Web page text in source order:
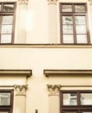
En glarmester i